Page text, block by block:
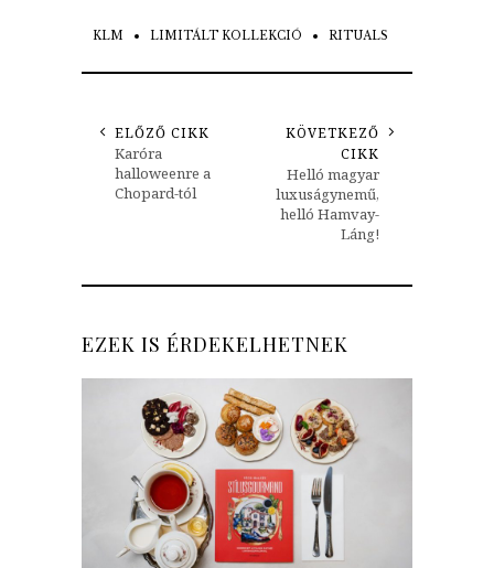
KLM LIMITÁLT KOLLEKCIÓ RITUALS
ELŐZŐ CIKK
Karóra
halloweenre a
Chopard-tól
KÖVETKEZŐ
CIKK
Helló magyar
luxuságynemű,
helló Hamvay-
Láng!
EZEK IS ÉRDEKELHETNEK